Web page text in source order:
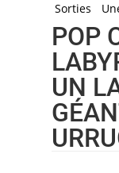
Sorties
POP
UN